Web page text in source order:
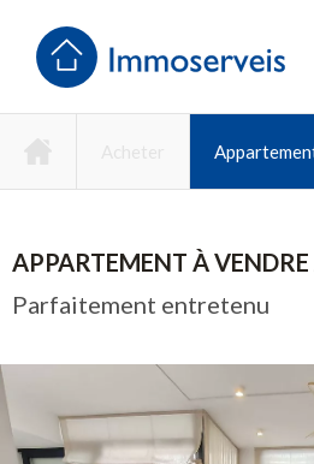
APPARTEMENT À
Parfaitement entretenu